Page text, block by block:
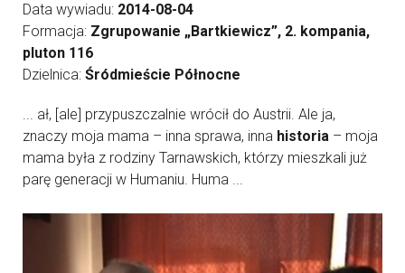
Data wywiadu: 2014-08-04
Formacja: Zgrupowanie „Bartkiewicz”, 2. kompania,
pluton 116
Dzielnica: Śródmieście Północne
... ał, [ale] przypuszczalnie wrócił do Austrii. Ale ja,
znaczy moja mama – inna sprawa, inna historia – moja
mama była z rodziny Tarnawskich, którzy mieszkali już
parę generacji w Humaniu. Huma ...